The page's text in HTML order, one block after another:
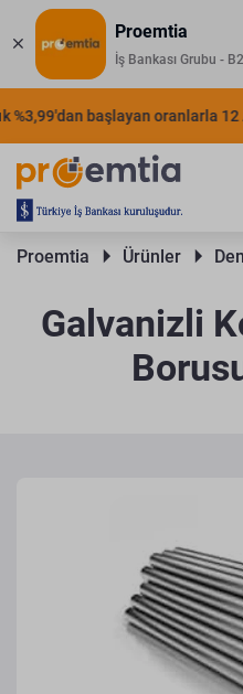
Proemtia
İş Bankası Grubu -
başlayan oranlarla 12
Proemtia Ürünler
Galvanizli